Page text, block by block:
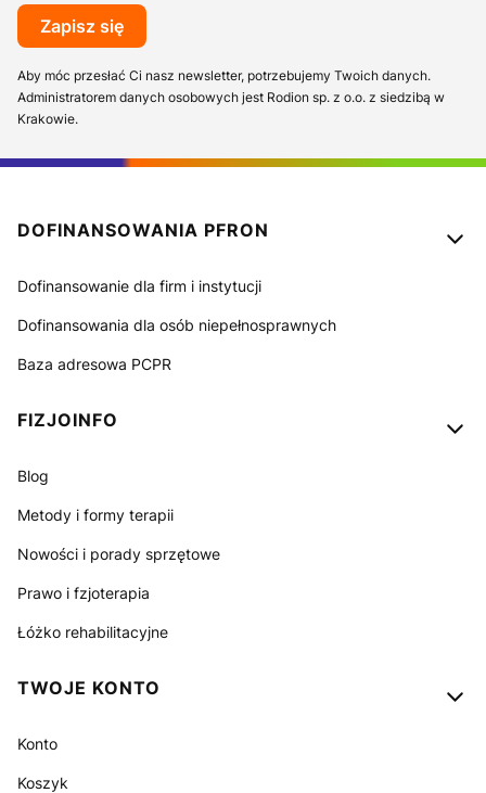
Zapisz się
Aby móc przesłać Ci nasz newsletter, potrzebujemy Twoich danych.
Administratorem danych osobowych jest Rodion sp. z o.o. z siedzibą w
Krakowie.
Linki w stopce
DOFINANSOWANIA PFRON
Dofinansowanie dla firm i instytucji
Dofinansowania dla osób niepełnosprawnych
Baza adresowa PCPR
FIZJOINFO
Blog
Metody i formy terapii
Nowości i porady sprzętowe
Prawo i fzjoterapia
Łóżko rehabilitacyjne
TWOJE KONTO
Konto
Koszyk